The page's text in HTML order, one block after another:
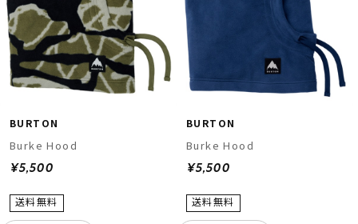
BURTON
Burke Hood
¥5,500
BURTON
Burke Hood
¥5,500